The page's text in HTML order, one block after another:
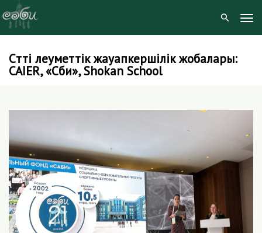
SkipСәтті әлеуметтік жауапкершілік жобалары:
CAIER, «Сәби», Shokan School